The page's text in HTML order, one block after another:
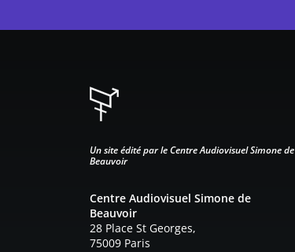
Un site édité par le Centre Audiovisuel Simone de
Beauvoir
Centre Audiovisuel Simone de
Beauvoir
28 Place St Georges,
75009 Paris